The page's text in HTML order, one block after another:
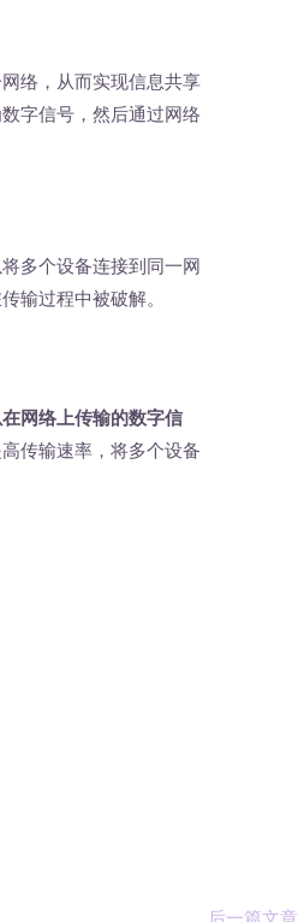
络，从而实现信息共享
字信号，然后通过网络
多个设备连接到同一网
输过程中被破解。
网络上传输的数字信
传输速率，将多个设备